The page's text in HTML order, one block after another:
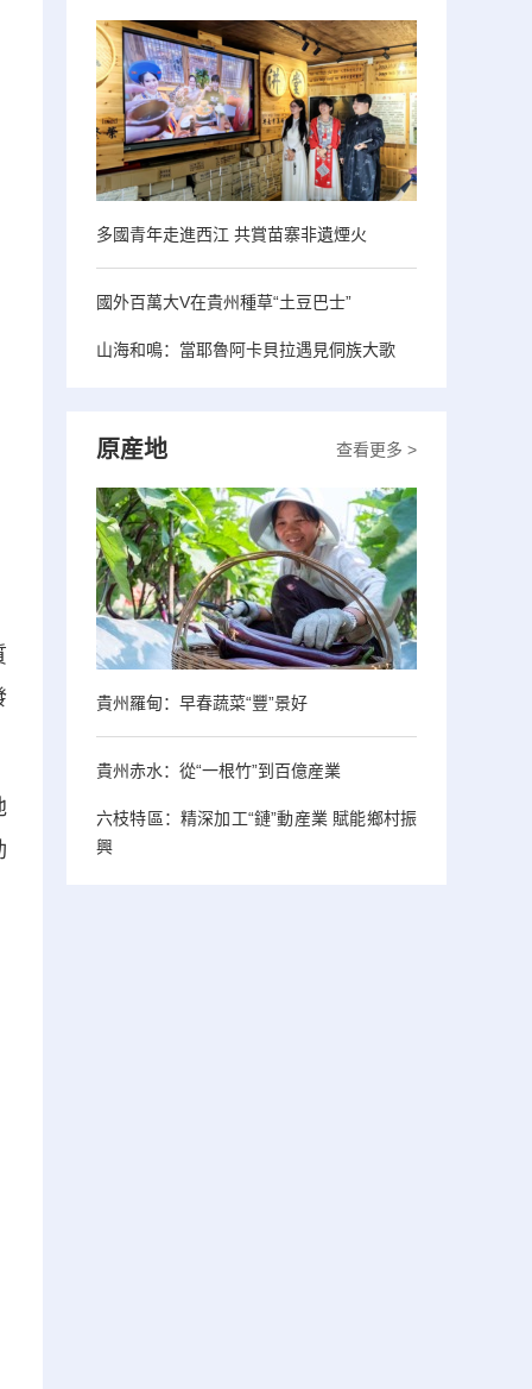
多國青年走進西江 共賞苗寨非遺煙火
國外百萬大V在貴州種草“土豆巴士”
山海和鳴：當耶魯阿卡貝拉遇見侗族大歌
查看更多 >
原産地
貴州羅甸：早春蔬菜“豐”景好
貴州赤水：從“一根竹”到百億産業
六枝特區：精深加工“鏈”動産業 賦能鄉村振
興